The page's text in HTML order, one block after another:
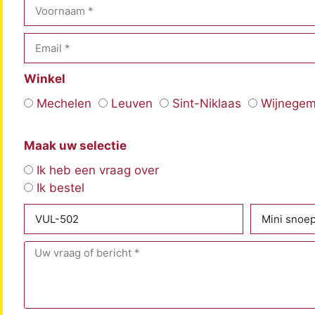
Winkel
Mechelen
Leuven Sint-Niklaas
Maak uw selectie
Ik heb een vraag over
Ik bestel